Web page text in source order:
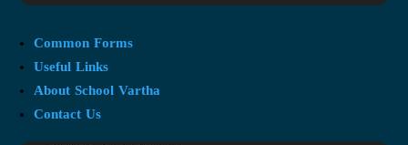
Common Forms
Useful Links
About School Vartha
Contact Us